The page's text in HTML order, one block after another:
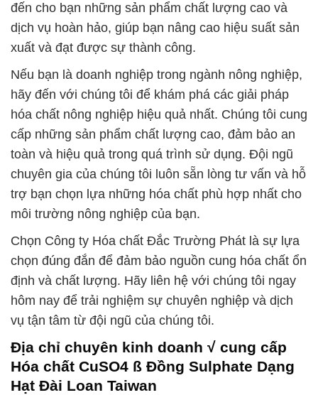
đến cho bạn những sản phẩm chất lượng cao và
dịch vụ hoàn hảo, giúp bạn nâng cao hiệu suất sản
xuất và đạt được sự thành công.
Nếu bạn là doanh nghiệp trong ngành nông nghiệp,
hãy đến với chúng tôi để khám phá các giải pháp
hóa chất nông nghiệp hiệu quả nhất. Chúng tôi cung
cấp những sản phẩm chất lượng cao, đảm bảo an
toàn và hiệu quả trong quá trình sử dụng. Đội ngũ
chuyên gia của chúng tôi luôn sẵn lòng tư vấn và hỗ
trợ bạn chọn lựa những hóa chất phù hợp nhất cho
môi trường nông nghiệp của bạn.
Chọn Công ty Hóa chất Đắc Trường Phát là sự lựa
chọn đúng đắn để đảm bảo nguồn cung hóa chất ổn
định và chất lượng. Hãy liên hệ với chúng tôi ngay
hôm nay để trải nghiệm sự chuyên nghiệp và dịch
vụ tận tâm từ đội ngũ của chúng tôi.
Địa chỉ chuyên kinh doanh √ cung cấp
Hóa chất CuSO4 ß Đồng Sulphate Dạng
Hạt Đài Loan Taiwan